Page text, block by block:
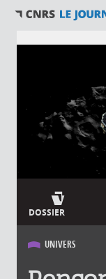
Vous êtes ici
DOSSIER
UNIVERS